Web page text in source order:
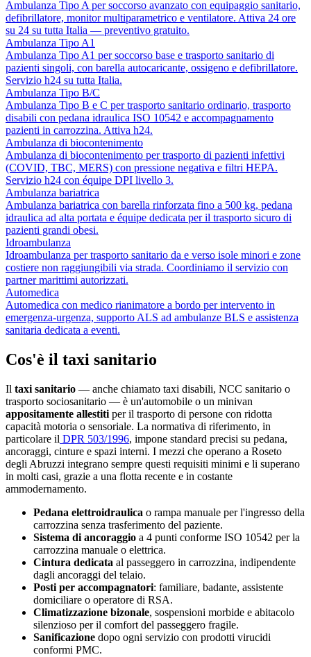
Ambulanza Tipo A per soccorso avanzato con equipaggio sanitario,
defibrillatore, monitor multiparametrico e ventilatore. Attiva 24 ore
su 24 su tutta Italia — preventivo gratuito.
Ambulanza Tipo A1
Ambulanza Tipo A1 per soccorso base e trasporto sanitario di
pazienti singoli, con barella autocaricante, ossigeno e defibrillatore.
Servizio h24 su tutta Italia.
Ambulanza Tipo B/C
Ambulanza Tipo B e C per trasporto sanitario ordinario, trasporto
disabili con pedana idraulica ISO 10542 e accompagnamento
pazienti in carrozzina. Attiva h24.
Ambulanza di biocontenimento
Ambulanza di biocontenimento per trasporto di pazienti infettivi
(COVID, TBC, MERS) con pressione negativa e filtri HEPA.
Servizio h24 con équipe DPI livello 3.
Ambulanza bariatrica
Ambulanza bariatrica con barella rinforzata fino a 500 kg, pedana
idraulica ad alta portata e équipe dedicata per il trasporto sicuro di
pazienti grandi obesi.
Idroambulanza
Idroambulanza per trasporto sanitario da e verso isole minori e zone
costiere non raggiungibili via strada. Coordiniamo il servizio con
partner marittimi autorizzati.
Automedica
Automedica con medico rianimatore a bordo per intervento in
emergenza-urgenza, supporto ALS ad ambulanze BLS e assistenza
sanitaria dedicata a eventi.
Cos'è il taxi sanitario
Il taxi sanitario — anche chiamato taxi disabili, NCC sanitario o
trasporto sociosanitario — è un'automobile o un minivan
appositamente allestiti per il trasporto di persone con ridotta
capacità motoria o sensoriale. La normativa di riferimento, in
particolare il DPR 503/1996, impone standard precisi su pedana,
ancoraggi, cinture e spazi interni. I mezzi che operano a Roseto
degli Abruzzi integrano sempre questi requisiti minimi e li superano
in molti casi, grazie a una flotta recente e in costante
ammodernamento.
Pedana elettroidraulica o rampa manuale per l'ingresso della
carrozzina senza trasferimento del paziente.
Sistema di ancoraggio a 4 punti conforme ISO 10542 per la
carrozzina manuale o elettrica.
Cintura dedicata al passeggero in carrozzina, indipendente
dagli ancoraggi del telaio.
Posti per accompagnatori: familiare, badante, assistente
domiciliare o operatore di RSA.
Climatizzazione bizonale, sospensioni morbide e abitacolo
silenzioso per il comfort del passeggero fragile.
Sanificazione dopo ogni servizio con prodotti virucidi
conformi PMC.